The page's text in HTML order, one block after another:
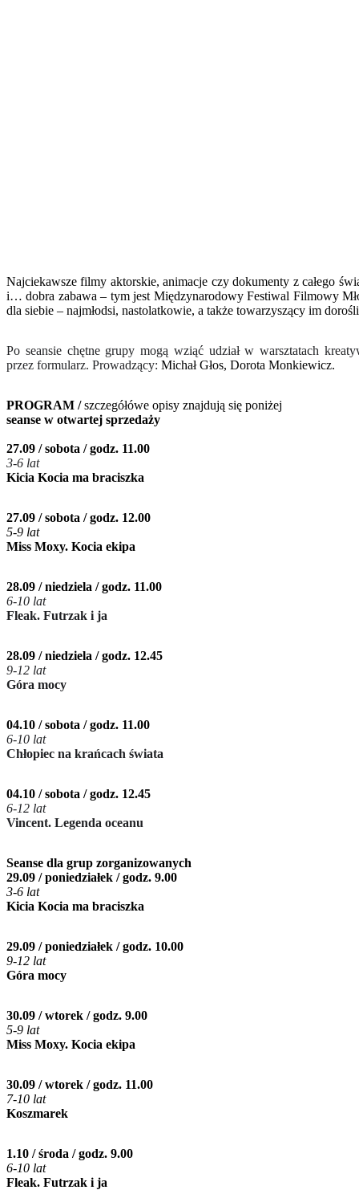
Najciekawsze filmy aktorskie, animacje czy dokumenty z całego
i… dobra zabawa – tym jest Międzynarodowy Festiwal Filmowy
dla siebie – najmłodsi, nastolatkowie, a także towarzyszący im
Po seansie chętne grupy mogą wziąć udział w warsztatach
przez formularz. Prowadzący: Michał Głos, Dorota Monkiewicz.
PROGRAM /szczegółówe opisy znajdują się poniżej
seanse w otwartej sprzedaży
27.09 / sobota / godz. 11.00
3-6 lat
Kicia Kocia ma braciszka
27.09 / sobota / godz. 12.00
5-9 lat
Miss Moxy. Kocia ekipa
28.09 / niedziela / godz. 11.00
6-10 lat
Fleak. Futrzak i ja
28.09 / niedziela / godz. 12.45
9-12 lat
Góra mocy
04.10 / sobota / godz. 11.00
6-10 lat
Chłopiec na krańcach świata
04.10 / sobota / godz. 12.45
6-12 lat
Vincent. Legenda oceanu
Seanse dla grup zorganizowanych
29.09 / poniedziałek / godz. 9.00
3-6 lat
Kicia Kocia ma braciszka
29.09 / poniedziałek / godz. 10.00
9-12 lat
Góra mocy
30.09 / wtorek / godz. 9.00
5-9 lat
Miss Moxy. Kocia ekipa
30.09 / wtorek / godz. 11.00
7-10 lat
Koszmarek
1.10 / środa / godz. 9.00
6-10 lat
Fleak. Futrzak i ja